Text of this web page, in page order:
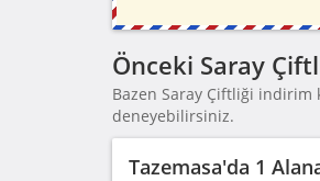
Önceki Saray
Bazen Saray Çiftliği indirim
deneyebilirsiniz.
Tazemasa'da 1